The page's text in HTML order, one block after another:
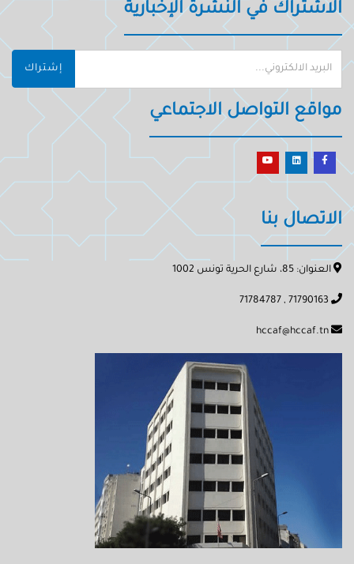
الاشتراك في النشرة الإخبارية
إشتراك
مواقع التواصل الاجتماعي
الاتصال بنا
العنوان: 85، شارع الحرية تونس 1002